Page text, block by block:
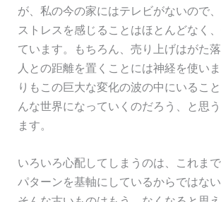
が、私の今の家にはテレビがないので
ストレスを感じることはほとんどなく
ています。もちろん、売り上げはがた
人との距離を置くことには神経を使い
りもこの巨大な変化の波の中にいるこ
んな世界になっていくのだろう、と思
ます。
いろいろ心配してしまうのは、これま
パターンを基軸にしているからではない